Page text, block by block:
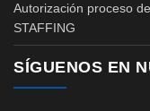
Autorización proceso
STAFFING
SÍGUENOS EN